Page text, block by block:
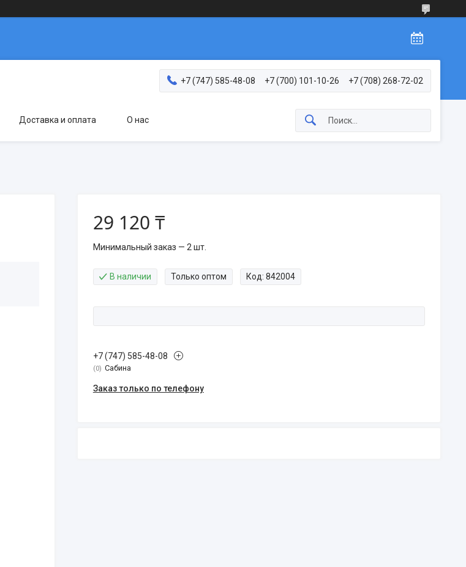
+7 (747) 585-48-08 +7 (700) 101-10-26 +7 (708) 268-72-02
Доставка и оплата О нас
29 120 ₸
Минимальный заказ — 2 шт.
В наличии Только оптом Код: 842004
+7 (747) 585-48-08
0 Сабина
Заказ только по телефону